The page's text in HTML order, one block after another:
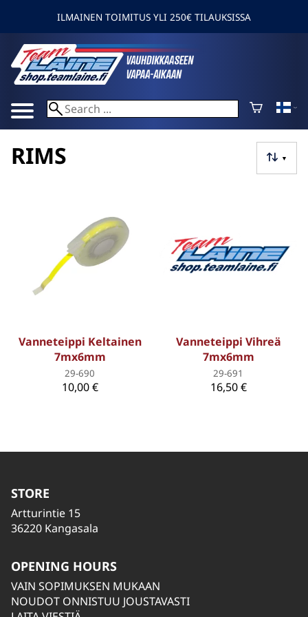
ILMAINEN TOIMITUS YLI 250€ TILAUKSISSA
▼
RIMS
Vanneteippi Keltainen
7mx6mm
29-690
10,00 €
Vanneteippi Vihreä
7mx6mm
29-691
16,50 €
STORE
Artturintie 15
36220 Kangasala
OPENING HOURS
VAIN SOPIMUKSEN MUKAAN
NOUDOT ONNISTUU JOUSTAVASTI